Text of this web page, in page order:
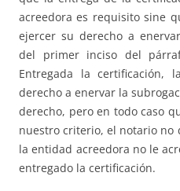
acreedora es requisito sine
ejercer su derecho a
del primer inciso del
Entregada la certificación,
derecho a enervar la
derecho, pero en todo caso
nuestro criterio, el notario no
la entidad acreedora no le
entregado la certificación.